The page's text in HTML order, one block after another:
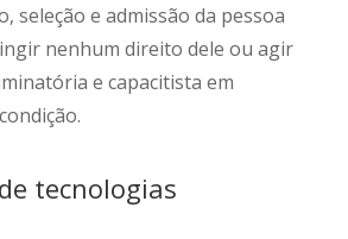
seleção e admissão da pessoa
nenhum direito dele ou agir
e capacitista em
tecnologias